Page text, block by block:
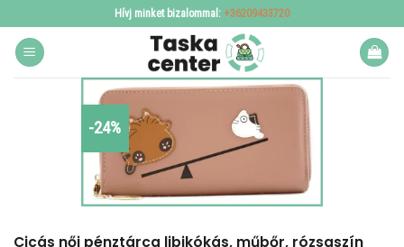
to
content
Hívj minket bizalommal: +36209433720
-24%
Cicás női pénztárca libikókás, műbőr, rózsaszín